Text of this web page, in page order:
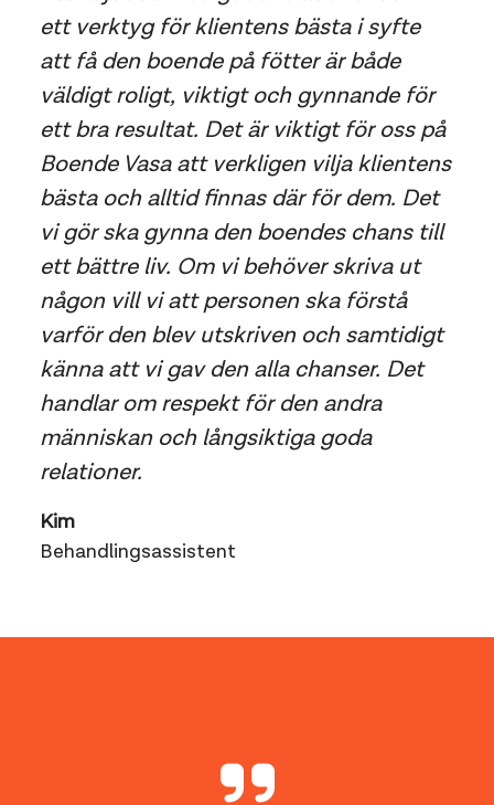
ett verktyg för klientens bästa i syfte
att få den boende på fötter är både
väldigt roligt, viktigt och gynnande för
ett bra resultat. Det är viktigt för oss på
Boende Vasa att verkligen vilja klientens
bästa och alltid finnas där för dem. Det
vi gör ska gynna den boendes chans till
ett bättre liv. Om vi behöver skriva ut
någon vill vi att personen ska förstå
varför den blev utskriven och samtidigt
känna att vi gav den alla chanser. Det
handlar om respekt för den andra
människan och långsiktiga goda
relationer.
Kim
Behandlingsassistent